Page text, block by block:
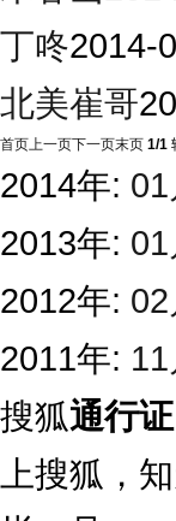
丁咚2014-
北美崔哥
首页上一页下一页末页 1/1
2014年: 01
2013年: 01
2012年: 02
2011年: 11
搜狐通行证
上搜狐，